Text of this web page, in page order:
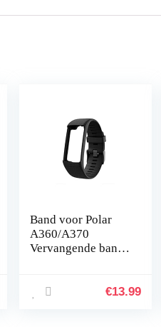
Band voor Polar
A360/A370
Vervangende band
Vervangende band
€13.99